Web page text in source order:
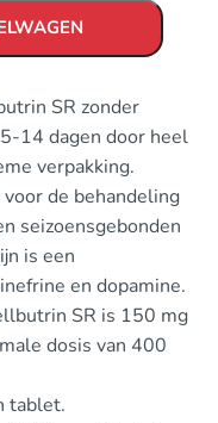
SR zonder
14 dagen door heel
verpakking.
de behandeling
seizoensgebonden
is een
en dopamine.
SR is 150 mg
dosis van 400
tablet.